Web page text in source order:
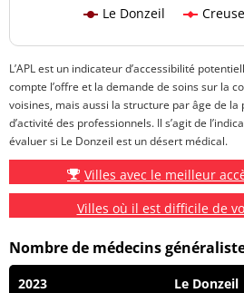
Le Donzeil Creuse
L’APL est un indicateur d’accessibilité
compte l’offre et la demande de soins sur la
voisines, mais aussi la structure par âge de la
d’activité des professionnels. Il s’agit de
évaluer si Le Donzeil est un désert médical.
Villes avec le meilleur
Villes où il est difficile de
Nombre de médecins
2023 Le Donzeil